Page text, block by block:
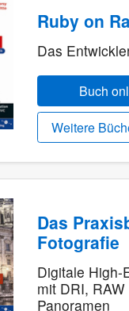
Ruby on
Das
Buch
Weitere
Das
Fotografie
Digitale High-
mit DRI, RAW
Panoramen